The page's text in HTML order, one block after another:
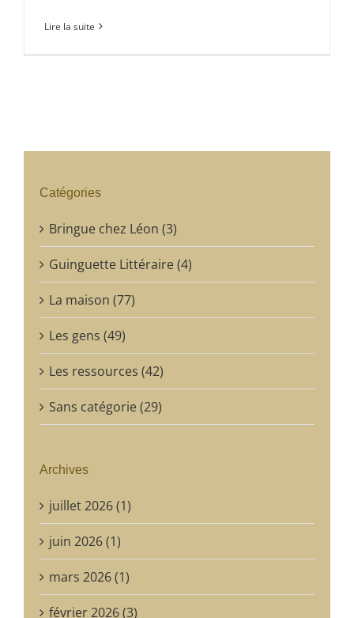
Lire la suite
Catégories
Bringue chez Léon (3)
Guinguette Littéraire (4)
La maison (77)
Les gens (49)
Les ressources (42)
Sans catégorie (29)
Archives
juillet 2026 (1)
juin 2026 (1)
mars 2026 (1)
février 2026 (3)